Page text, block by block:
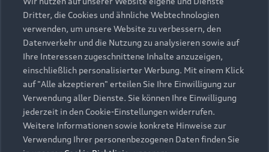
Alle Modelle
Modelle vergleichen
Elektromodelle
Plug-in-Hybride
Kaufen & leasen
Neuwagensuche
Gebrauchtwagensuche
Gebrauchtwagen
Finanzierung
Aktionen & Angebote
Service & Zubehör
Saisonale Angebote
Audi Services
Garantie
Audi digital services
Support
Kundenservice
Händlersuche
Über Audi
Unternehmen
Dritter, die Cookies und ähnliche Webtechnologien
verwenden, um unsere Website zu verbessern, den
Datenverkehr und die Nutzung zu analysieren sowie auf
Ihre Interessen zugeschnittene Inhalte anzuzeigen,
einschließlich personalisierter Werbung. Mit einem Klick
auf "Alle akzeptieren" erteilen Sie Ihre Einwilligung zur
Verwendung aller Dienste. Sie können Ihre Einwilligung
jederzeit in den Cookie-Einstellungen widerrufen.
Weitere Informationen sowie konkrete Hinweise zur
Verwendung Ihrer personenbezogenen Daten finden Sie